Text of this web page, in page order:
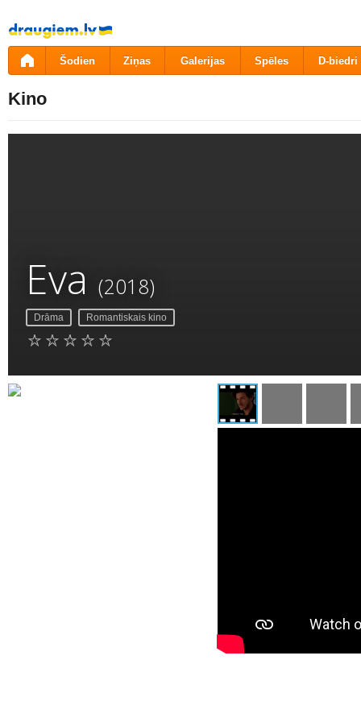
Pāriet
uz
saturu
Šodien Ziņas Galerijas Spēles D-biedri
Kino
Eva (2018)
Drāma Romantiskais kino